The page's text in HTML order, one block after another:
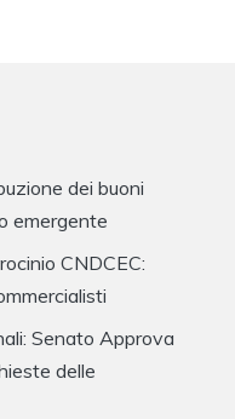
dei buoni
emergente
CNDCEC:
Senato Approva
delle